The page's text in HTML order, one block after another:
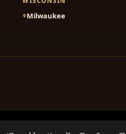
Milwaukee